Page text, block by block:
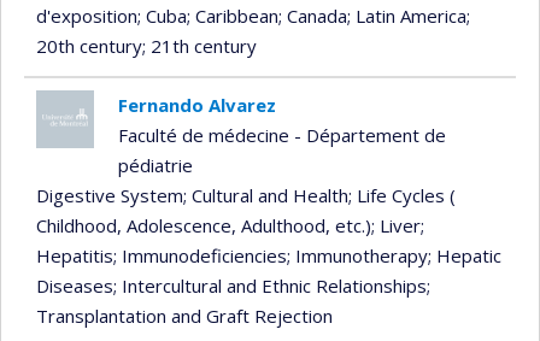
d'exposition; Cuba; Caribbean; Canada; Latin America;
20th century; 21th century
Fernando Alvarez
Faculté de médecine - Département de
pédiatrie
Digestive System; Cultural and Health; Life Cycles (
Childhood, Adolescence, Adulthood, etc.); Liver;
Hepatitis; Immunodeficiencies; Immunotherapy; Hepatic
Diseases; Intercultural and Ethnic Relationships;
Transplantation and Graft Rejection